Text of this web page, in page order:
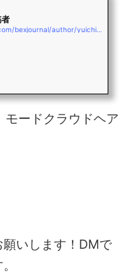
モードクラウドヘア
いします！DMで